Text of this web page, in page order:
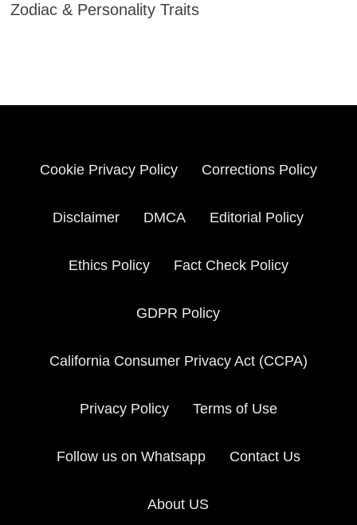
Zodiac & Personality Traits
Cookie Privacy Policy Corrections Policy
Disclaimer DMCA Editorial Policy
Ethics Policy Fact Check Policy
GDPR Policy
California Consumer Privacy Act (CCPA)
Privacy Policy Terms of Use
Follow us on Whatsapp Contact Us
About US